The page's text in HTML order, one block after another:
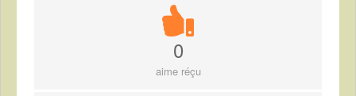
0
aime réçu